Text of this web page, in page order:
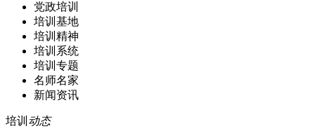
党政培训
培训基地
培训精神
培训系统
培训专题
名师名家
新闻资讯
培训 动态